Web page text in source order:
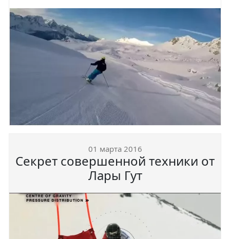
01 марта 2016
Секрет совершенной техники от
Лары Гут